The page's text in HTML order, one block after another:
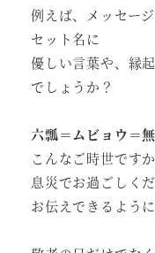
例えば、メッセー
セット名に
優しい言葉や、縁
でしょうか？
六瓢＝ムビョウ＝
こんなご時世です
息災でお過ごしく
お伝えできるよう